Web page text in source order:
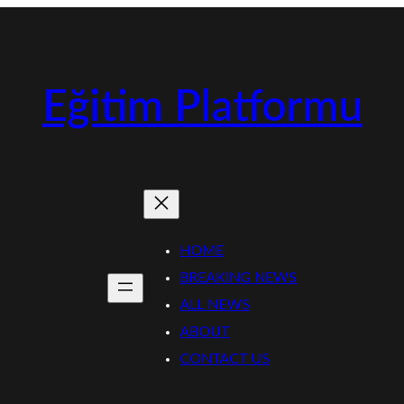
Eğitim Platformu
HOME
BREAKING NEWS
ALL NEWS
ABOUT
CONTACT US